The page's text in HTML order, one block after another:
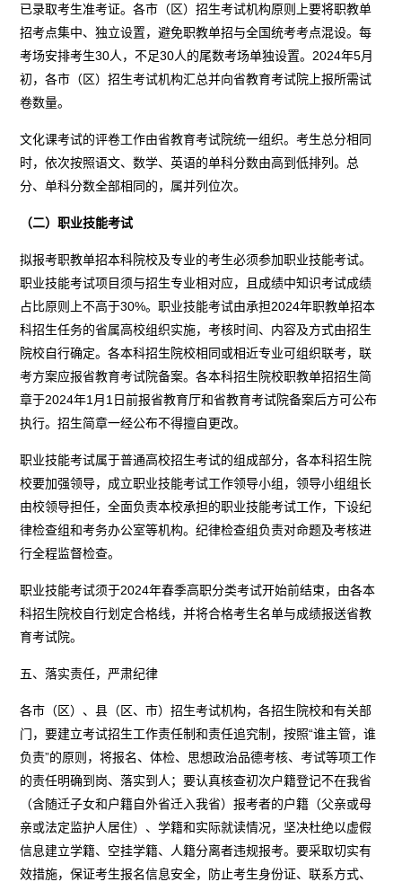
已录取考生准考证。各市（区）招生考试机构原则上要将职教单
招考点集中、独立设置，避免职教单招与全国统考考点混设。每
考场安排考生30人，不足30人的尾数考场单独设置。2024年5月
初，各市（区）招生考试机构汇总并向省教育考试院上报所需试
卷数量。
文化课考试的评卷工作由省教育考试院统一组织。考生总分相同
时，依次按照语文、数学、英语的单科分数由高到低排列。总
分、单科分数全部相同的，属并列位次。
（二）职业技能考试
拟报考职教单招本科院校及专业的考生必须参加职业技能考试。
职业技能考试项目须与招生专业相对应，且成绩中知识考试成绩
占比原则上不高于30%。职业技能考试由承担2024年职教单招本
科招生任务的省属高校组织实施，考核时间、内容及方式由招生
院校自行确定。各本科招生院校相同或相近专业可组织联考，联
考方案应报省教育考试院备案。各本科招生院校职教单招招生简
章于2024年1月1日前报省教育厅和省教育考试院备案后方可公布
执行。招生简章一经公布不得擅自更改。
职业技能考试属于普通高校招生考试的组成部分，各本科招生院
校要加强领导，成立职业技能考试工作领导小组，领导小组组长
由校领导担任，全面负责本校承担的职业技能考试工作，下设纪
律检查组和考务办公室等机构。纪律检查组负责对命题及考核进
行全程监督检查。
职业技能考试须于2024年春季高职分类考试开始前结束，由各本
科招生院校自行划定合格线，并将合格考生名单与成绩报送省教
育考试院。
五、落实责任，严肃纪律
各市（区）、县（区、市）招生考试机构，各招生院校和有关部
门，要建立考试招生工作责任制和责任追究制，按照“谁主管，谁
负责”的原则，将报名、体检、思想政治品德考核、考试等项工作
的责任明确到岗、落实到人；要认真核查初次户籍登记不在我省
（含随迁子女和户籍自外省迁入我省）报考者的户籍（父亲或母
亲或法定监护人居住）、学籍和实际就读情况，坚决杜绝以虚假
信息建立学籍、空挂学籍、人籍分离者违规报考。要采取切实有
效措施，保证考生报名信息安全，防止考生身份证、联系方式、